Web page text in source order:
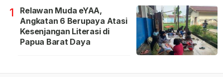
1
Relawan Muda eYAA,
Angkatan 6 Berupaya Atasi
Kesenjangan Literasi di
Papua Barat Daya